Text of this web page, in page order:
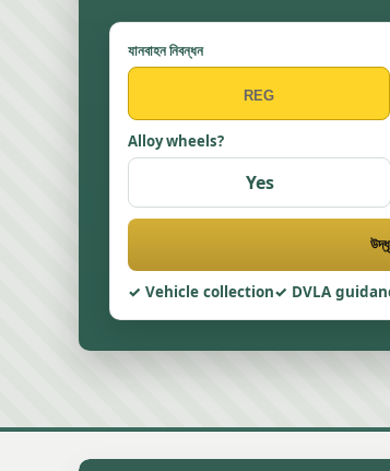
যানবাহন নিবন্ধন
Alloy wheels?
Yes
Vehicle collection DVLA